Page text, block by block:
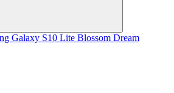
Galaxy S10 Lite Blossom Dream